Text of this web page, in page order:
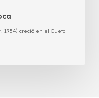
1954) creció en el Cueto